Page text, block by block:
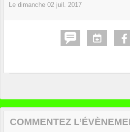
Le dimanche 02 juil. 2017
COMMENTEZ